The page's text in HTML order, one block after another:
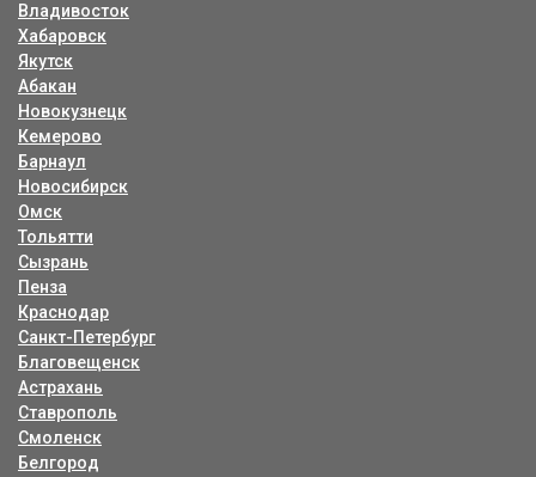
Владивосток
Хабаровск
Якутск
Абакан
Новокузнецк
Кемерово
Барнаул
Новосибирск
Омск
Тольятти
Сызрань
Пенза
Краснодар
Санкт-Петербург
Благовещенск
Астрахань
Ставрополь
Смоленск
Белгород